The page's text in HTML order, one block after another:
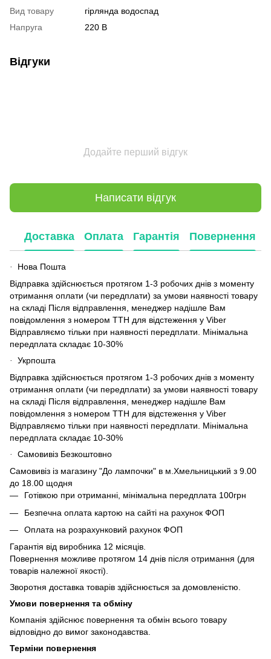
Вид товару
гірлянда водоспад
Напруга
220 В
Відгуки
Додайте перший відгук
Написати відгук
Доставка Оплата Гарантія Повернення
·
Нова Пошта
Відправка здійснюється протягом 1-3 робочих днів з моменту
отримання оплати (чи передплати) за умови наявності товару
на складі Після відправлення, менеджер надішле Вам
повідомлення з номером ТТН для відстеження у Viber
Відправляємо тільки при наявності передплати. Мінімальна
передплата складає 10-30%
·
Укрпошта
Відправка здійснюється протягом 1-3 робочих днів з моменту
отримання оплати (чи передплати) за умови наявності товару
на складі Після відправлення, менеджер надішле Вам
повідомлення з номером ТТН для відстеження у Viber
Відправляємо тільки при наявності передплати. Мінімальна
передплата складає 10-30%
·
Самовивіз Безкоштовно
Самовивіз із магазину "До лампочки" в м.Хмельницький з 9.00
до 18.00 щодня
Готівкою при отриманні, мінімальна передплата 100грн
Безпечна оплата картою на сайті на рахунок ФОП
Оплата на розрахунковий рахунок ФОП
Гарантія від виробника 12 місяців.
Повернення можливе протягом 14 днів після отримання (для
товарів належної якості).
Зворотня доставка товарів здійснюється за домовленістю.
Умови повернення та обміну
Компанія здійснює повернення та обмін всього товару
відповідно до вимог законодавства.
Терміни повернення